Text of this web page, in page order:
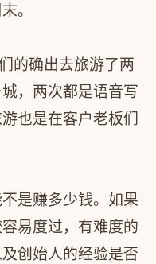
。
的确出去旅游了两
，两次都是语音写
也是在客户老板们
是赚多少钱。如果
易度过，有难度的
创始人的经验是否